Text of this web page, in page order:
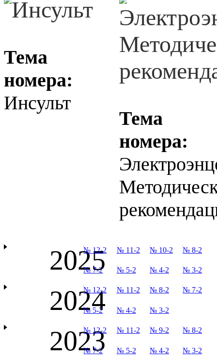
Тема
номера:
Инсульт
Тема
номера:
2025
№ 12-2 № 11-2 № 10-2 № 8-2
№ 7-2 № 5-2 № 4-2 № 3-2
2024
№ 12-2 № 11-2 № 8-2 № 7-2
№ 5-2 № 4-2 № 3-2
2023
№ 12-2 № 11-2 № 9-2 № 8-2
№ 7-2 № 5-2 № 4-2 № 3-2